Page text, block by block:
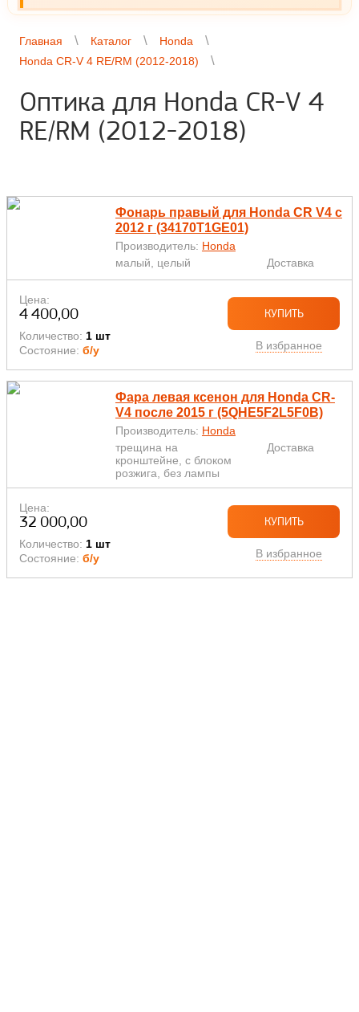
Главная Каталог
Honda
Honda CR-V 4 RE/RM (2012-2018)
Оптика для Honda CR-V 4
RE/RM (2012-2018)
Фонарь правый для Honda CR V4 с
2012 г (34170T1GE01)
Производитель: Honda
малый, целый
Доставка
Цена:
4 400,00
Количество: 1 шт
Состояние: б/у
КУПИТЬ
В избранное
Фара левая ксенон для Honda CR-
V4 после 2015 г (5QHE5F2L5F0B)
Производитель: Honda
трещина на
кронштейне, с блоком
розжига, без лампы
Доставка
Цена:
32 000,00
Количество: 1 шт
Состояние: б/у
КУПИТЬ
В избранное